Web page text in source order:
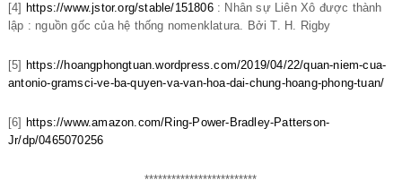
[4] https://www.jstor.org/stable/151806 : Nhân sự Liên Xô được thành
lập : nguồn gốc của hệ thống nomenklatura. Bởi T. H. Rigby
[5] https://hoangphongtuan.wordpress.com/2019/04/22/quan-niem-cua-
antonio-gramsci-ve-ba-quyen-va-van-hoa-dai-chung-hoang-phong-tuan/
[6] https://www.amazon.com/Ring-Power-Bradley-Patterson-
Jr/dp/0465070256